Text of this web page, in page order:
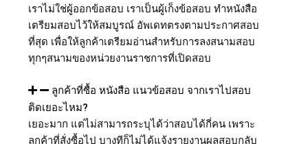
เราไม่ใช่ผู้ออกข้อสอบ เราเป็นผู้เก็งข้อสอบ ทำหนังสือ
เตรียมสอบไว้ให้สมบูรณ์ อัพเดทตรงตามประกาศสอบ
ที่สุด เพื่อให้ลูกค้าเตรียมอ่านสำหรับการลงสนามสอบ
ทุกๆสนามของหน่วยงานราชการที่เปิดสอบ
ลูกค้าที่ซื้อ หนังสือ แนวข้อสอบ จากเราไปสอบ
ติดเยอะไหม?
เยอะมาก แต่ไม่สามารถระบุได้ว่าสอบได้กี่คน เพราะ
ลูกค้าที่สั่งซื้อไป บางทีก็ไม่ได้แจ้งรายงานผลสอบกลับ